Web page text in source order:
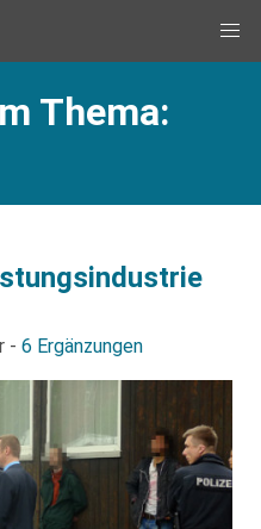
Thema:
- 6 Ergänzungen